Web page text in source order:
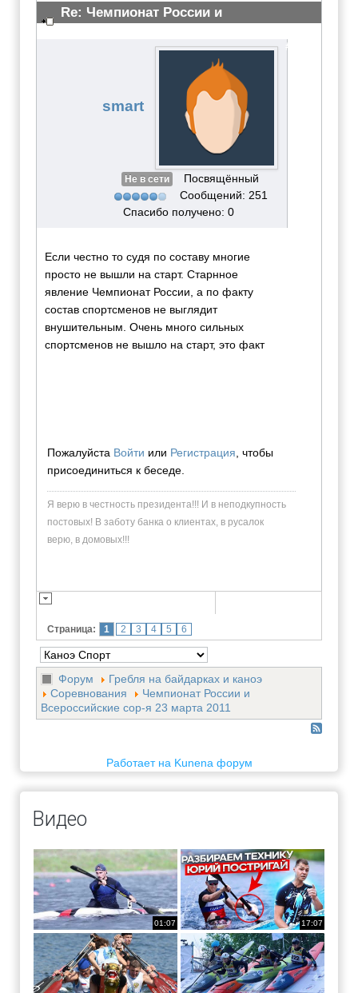
Re: Чемпионат России и
#2236
smart
Не в сети
Посвящённый
Сообщений: 251
Спасибо получено: 0
Если честно то судя по составу многие
просто не вышли на старт. Старнное
явление Чемпионат России, а по факту
состав спортсменов не выглядит
внушительным. Очень много сильных
спортсменов не вышло на старт, это факт
Пожалуйста Войти или Регистрация, чтобы
присоединиться к беседе.
Я верю в честность президента!!! И в неподкупность
постовых! В заботу банка о клиентах, в русалок
верю, в домовых!!!
Страница: 1 2 3 4 5 6
Форум
Гребля на байдарках и каноэ
Соревнования
Чемпионат России и
Всероссийские сор-я 23 марта 2011
Работает на Kunena форум
Видео
01:07 17:07